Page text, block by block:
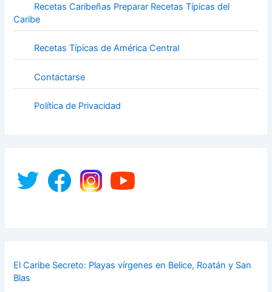
Recetas Caribeñas Preparar Recetas Típicas del
Caribe
Recetas Típicas de América Central
Contactarse
Política de Privacidad
El Caribe Secreto: Playas vírgenes en Belice, Roatán y San
Blas